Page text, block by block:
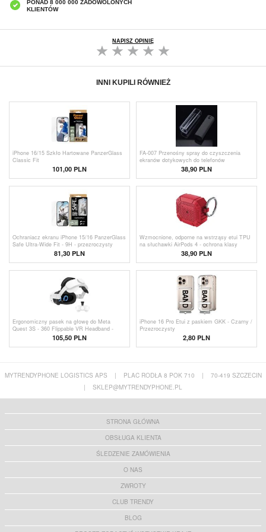
PONAD 8 000 000 ZADOWOLONYCH
KLIENTÓW
NAPISZ OPINIĘ
INNI KUPILI RÓWNIEŻ
iPhone 16/15 Szkło Hartowane PanzerGlass
Classic Fit
101,00 PLN
FA-007 Przenośny spray do czyszczenia
ekranów dotykowych do telefonów
komórkowych, tabletów, laptopów (bez płynu)
38,90 PLN
Ochraniacz ekranu iPhone 15/16 PanzerGlass
Safe Ultra-Wide Fit - 9H - przezroczysty
81,30 PLN
Wzmocnione, odporne na wstrząsy etui TPU
na słuchawki AirPods 4 - ochrona klasy
wojskowej z karabińczykiem - czerwone
38,90 PLN
Ergonomiczny pasek na głowę do Meta
Quest 3S - 360 Flippable VR Headband -
105,50 PLN
iPhone 16 Pro Etui z paskiem GKK - Czarny /
Przezroczysty
2,80 PLN
MYTRENDYPHONE LOGISTICS APS | PLAC RODŁA 8 POK 710 |
70-419 SZCZECIN
|
SKLEP@MYTRENDYPHONE.PL
STRONA GŁÓWNA
OBSŁUGA KLIENTA
ŚLEDZENIE ZAMÓWIENIA
O NAS
ZWROTY
CLUB TRENDY
BLOG